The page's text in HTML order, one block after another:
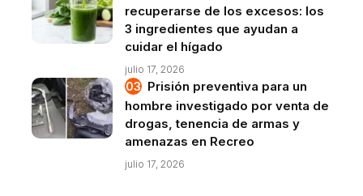
recuperarse de los excesos: los
3 ingredientes que ayudan a
cuidar el hígado
julio 17, 2026
Prisión preventiva para un
hombre investigado por venta de
drogas, tenencia de armas y
amenazas en Recreo
julio 17, 2026